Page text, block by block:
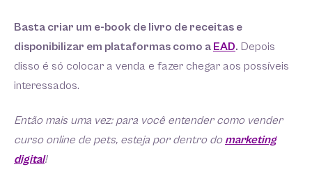
Basta criar um e-book de livro de receitas e
disponibilizar em plataformas como a EAD. Depois
disso é só colocar a venda e fazer chegar aos possíveis
interessados.
Então mais uma vez: para você entender como vender
curso online de pets, esteja por dentro do marketing
digital!